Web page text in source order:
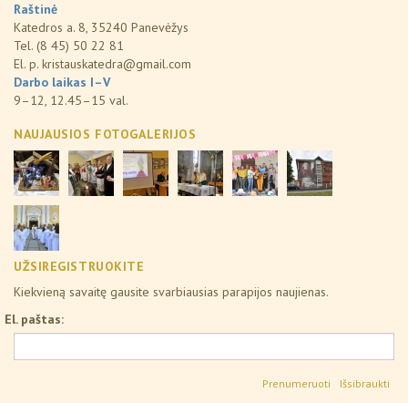
Raštinė
Katedros a. 8, 35240 Panevėžys
Tel. (8 45) 50 22 81
El. p. kristauskatedra@gmail.com
Darbo laikas I–V
9–12, 12.45–15 val.
NAUJAUSIOS FOTOGALERIJOS
UŽSIREGISTRUOKITE
Kiekvieną savaitę gausite svarbiausias parapijos naujienas.
El. paštas:
Išsibraukti